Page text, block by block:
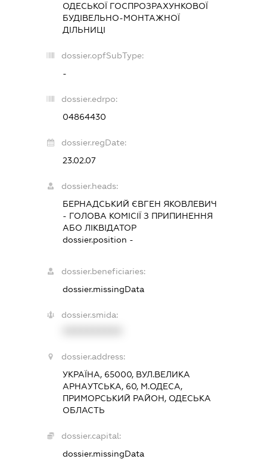
ОДЕСЬКОЇ ГОСПРОЗРАХУНКОВОЇ
БУДІВЕЛЬНО-МОНТАЖНОЇ
ДІЛЬНИЦІ
dossier.opfSubType:
-
dossier.edrpo:
04864430
dossier.regDate:
23.02.07
dossier.heads:
БЕРНАДСЬКИЙ ЄВГЕН ЯКОВЛЕВИЧ
- ГОЛОВА КОМІСІЇ З ПРИПИНЕННЯ
АБО ЛІКВІДАТОР
dossier.position -
dossier.beneficiaries:
dossier.missingData
dossier.smida:
dossier.address:
УКРАЇНА, 65000, ВУЛ.ВЕЛИКА
АРНАУТСЬКА, 60, М.ОДЕСА,
ПРИМОРСЬКИЙ РАЙОН, ОДЕСЬКА
ОБЛАСТЬ
dossier.capital:
dossier.missingData